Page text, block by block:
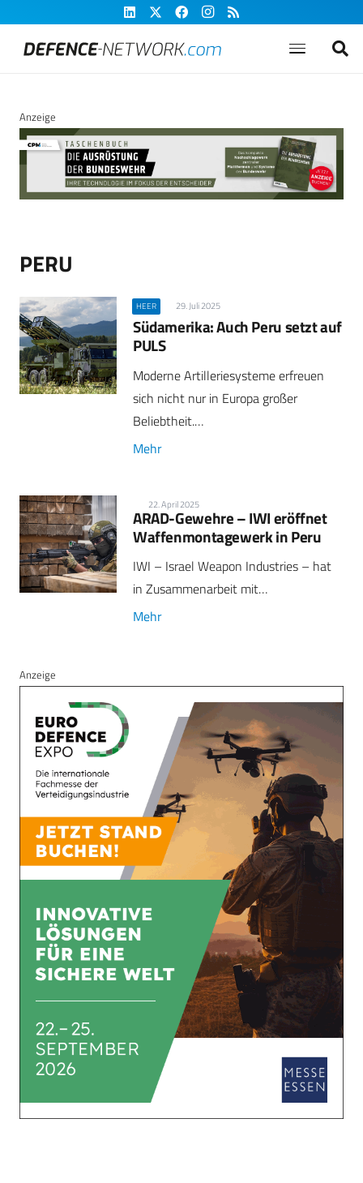
Anzeige
PERU
HEER 29. Juli 2025
Südamerika: Auch Peru setzt auf
PULS
Moderne Artilleriesysteme erfreuen
sich nicht nur in Europa großer
Beliebtheit.…
Mehr
22. April 2025
ARAD-Gewehre – IWI eröffnet
Waffenmontagewerk in Peru
IWI – Israel Weapon Industries – hat
in Zusammenarbeit mit…
Mehr
Anzeige